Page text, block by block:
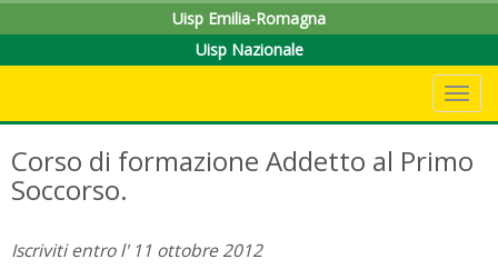
Uisp Emilia-Romagna
Uisp Nazionale
Corso di formazione Addetto al Primo
Soccorso.
Iscriviti entro l' 11 ottobre 2012